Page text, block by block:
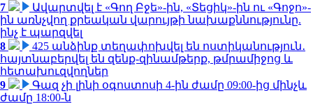
7
Ավարտվել է «Գող Բջե»-ին, «Տեցիկ»-ին ու «Գոջո»-
ին առնչվող քրեական վարույթի նախաքննությունը.
ինչ է պարզվել
8
425 անձինք տեղափոխվել են ոստիկանություն․
հայտնաբերվել են զենք-զինամթերք, թմրամիջոց և
հետախուզվողներ
9
Գազ չի լինի օգոստոսի 4-ին ժամը 09:00-ից մինչև
ժամը 18:00-ն